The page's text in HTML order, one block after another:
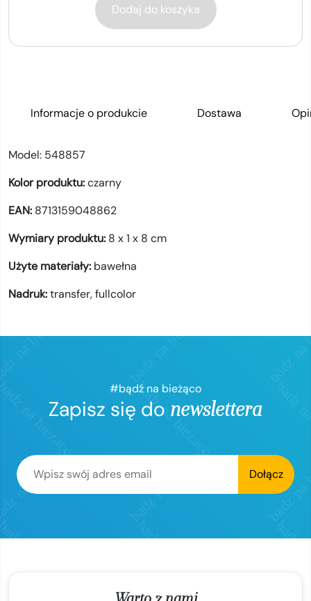
Dodaj do koszyka
Informacje o produkcie Dostawa
Model: 548857
Kolor produktu:czarny
EAN: 8713159048862
Wymiary produktu: 8 x 1 x 8 cm
Użyte materiały: bawełna
Nadruk:transfer,fullcolor
#bądź na bieżąco
Zapisz się do newslettera
Dołącz